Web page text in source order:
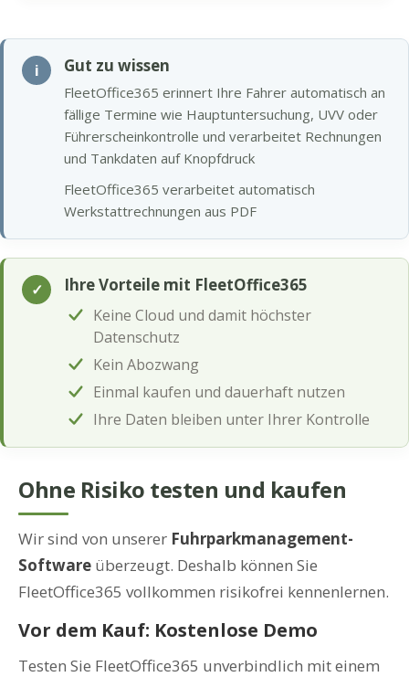
i Gut zu wissen
FleetOffice365 erinnert Ihre Fahrer automatisch an
fällige Termine wie Hauptuntersuchung, UVV oder
Führerscheinkontrolle und verarbeitet Rechnungen
und Tankdaten auf Knopfdruck
FleetOffice365 verarbeitet automatisch
Werkstattrechnungen aus PDF
✓ Ihre Vorteile mit FleetOffice365
Keine Cloud und damit höchster
Datenschutz
Kein Abozwang
Einmal kaufen und dauerhaft nutzen
Ihre Daten bleiben unter Ihrer Kontrolle
Ohne Risiko testen und kaufen
Wir sind von unserer Fuhrparkmanagement-
Software überzeugt. Deshalb können Sie
FleetOffice365 vollkommen risikofrei kennenlernen.
Vor dem Kauf: Kostenlose Demo
Testen Sie FleetOffice365 unverbindlich mit einem